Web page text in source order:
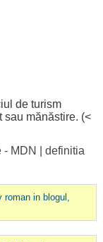
de turism
sau mănăstire. (<
MDN
definitia
in blogul,